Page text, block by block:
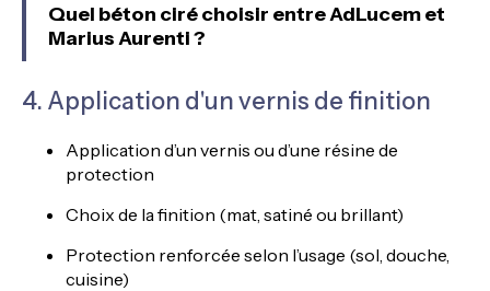
Quel béton ciré choisir entre AdLucem et
Marius Aurenti ?
4. Application d'un vernis de finition
Application d’un vernis ou d’une résine de
protection
Choix de la finition (mat, satiné ou brillant)
Protection renforcée selon l’usage (sol, douche,
cuisine)